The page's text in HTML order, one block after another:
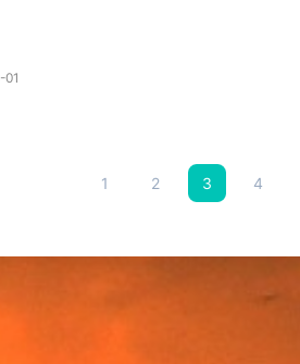
01
1 2 3 4